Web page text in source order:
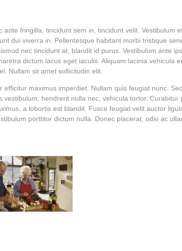
ante fringilla, tincidunt sem in, tincidunt velit. Vestibulum
dui viverra in. Pellentesque habitant morbi tristique
nec tincidunt at, blandit id purus. Vestibulum ante
dictum lacus eget iaculis. Aliquam lacinia vehicula
Nullam sit amet sollicitudin elit.
efficitur maximus imperdiet. Nullam quis feugiat nunc.
vestibulum, hendrerit nulla nec, vehicula tortor.
a lobortis est blandit. Fusce feugiat velit auctor
porttitor dictum nulla. Donec placerat, odio ac